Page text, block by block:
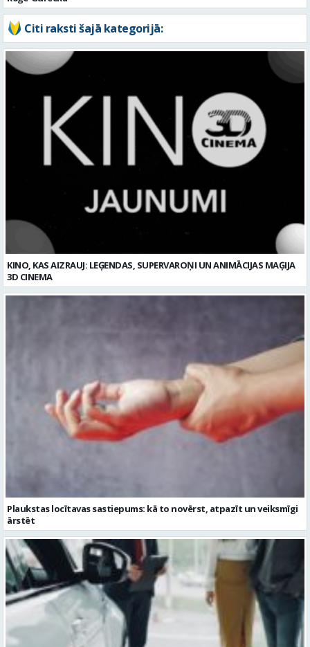
Citi raksti šajā kategorijā:
KINO, KAS AIZRAUJ: LEĢENDAS, SUPERVAROŅI UN ANIMĀCIJAS MAĢIJA
3D CINEMA
Plaukstas locītavas sastiepums: kā to novērst, atpazīt un veiksmīgi
ārstēt